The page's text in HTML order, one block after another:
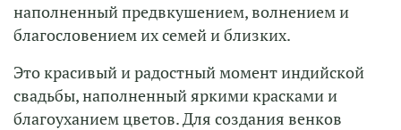
наполненный предвкушением, волнением и
благословением их семей и близких.
Это красивый и радостный момент индийской
свадьбы, наполненный яркими красками и
благоуханием цветов. Для создания венков